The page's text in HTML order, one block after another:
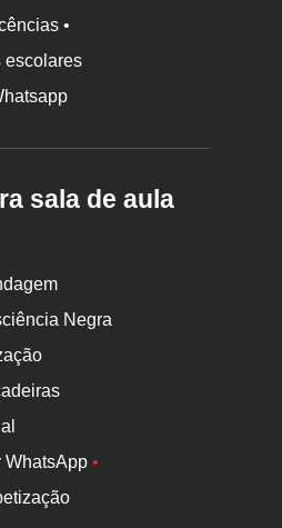
•
escolares
sala de aula
Negra
WhatsApp•